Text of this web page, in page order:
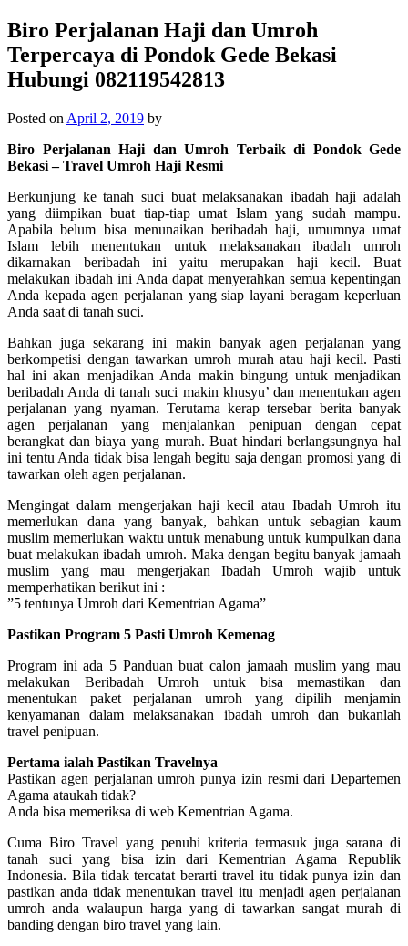
Biro Perjalanan Haji dan Umroh
Terpercaya di Pondok Gede Bekasi
Hubungi 082119542813
Posted on April 2, 2019 by
Biro Perjalanan Haji dan Umroh Terbaik di Pondok Gede
Bekasi – Travel Umroh Haji Resmi
Berkunjung ke tanah suci buat melaksanakan ibadah haji adalah
yang diimpikan buat tiap-tiap umat Islam yang sudah mampu.
Apabila belum bisa menunaikan beribadah haji, umumnya umat
Islam lebih menentukan untuk melaksanakan ibadah umroh
dikarnakan beribadah ini yaitu merupakan haji kecil. Buat
melakukan ibadah ini Anda dapat menyerahkan semua kepentingan
Anda kepada agen perjalanan yang siap layani beragam keperluan
Anda saat di tanah suci.
Bahkan juga sekarang ini makin banyak agen perjalanan yang
berkompetisi dengan tawarkan umroh murah atau haji kecil. Pasti
hal ini akan menjadikan Anda makin bingung untuk menjadikan
beribadah Anda di tanah suci makin khusyu’ dan menentukan agen
perjalanan yang nyaman. Terutama kerap tersebar berita banyak
agen perjalanan yang menjalankan penipuan dengan cepat
berangkat dan biaya yang murah. Buat hindari berlangsungnya hal
ini tentu Anda tidak bisa lengah begitu saja dengan promosi yang di
tawarkan oleh agen perjalanan.
Mengingat dalam mengerjakan haji kecil atau Ibadah Umroh itu
memerlukan dana yang banyak, bahkan untuk sebagian kaum
muslim memerlukan waktu untuk menabung untuk kumpulkan dana
buat melakukan ibadah umroh. Maka dengan begitu banyak jamaah
muslim yang mau mengerjakan Ibadah Umroh wajib untuk
memperhatikan berikut ini :
”5 tentunya Umroh dari Kementrian Agama”
Pastikan Program 5 Pasti Umroh Kemenag
Program ini ada 5 Panduan buat calon jamaah muslim yang mau
melakukan Beribadah Umroh untuk bisa memastikan dan
menentukan paket perjalanan umroh yang dipilih menjamin
kenyamanan dalam melaksanakan ibadah umroh dan bukanlah
travel penipuan.
Pertama ialah Pastikan Travelnya
Pastikan agen perjalanan umroh punya izin resmi dari Departemen
Agama ataukah tidak?
Anda bisa memeriksa di web Kementrian Agama.
Cuma Biro Travel yang penuhi kriteria termasuk juga sarana di
tanah suci yang bisa izin dari Kementrian Agama Republik
Indonesia. Bila tidak tercatat berarti travel itu tidak punya izin dan
pastikan anda tidak menentukan travel itu menjadi agen perjalanan
umroh anda walaupun harga yang di tawarkan sangat murah di
banding dengan biro travel yang lain.